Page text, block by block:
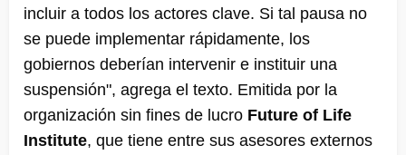
incluir a todos los actores clave. Si tal pausa no
se puede implementar rápidamente, los
gobiernos deberían intervenir e instituir una
suspensión", agrega el texto. Emitida por la
organización sin fines de lucro Future of Life
Institute, que tiene entre sus asesores externos